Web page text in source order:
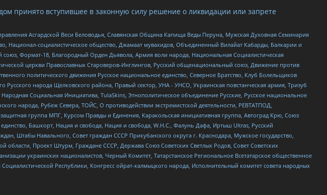
принято вступившее в законную силу решение о ликвидации или запрете
Асгардской Веси Беловодья, Славянская Община Капища Веды Перуна, Мужская Духовная Семинария
Национал-социалистическое общество, Джамаат мувахидов, Объединенный Вилайат Кабарды, Балкарии и
Формат-18, Благородный Орден Дьявола, Армия воли народа, Национальная Социалистическая
церкви Православных Староверов-Инглингов, Русский общенациональный союз, Движение против
политического движения Русское национальное единство, Северное Братство, Клуб Болельщиков
народа Щелковского района, Правый сектор, УНА - УНСО, Украинская повстанческая армия, Тризуб
Социальная Инициатива, TulaSkins, Этнополитическое объединение Русские, Русское национальное
народа, Рубеж Севера, ТОЙС, О противодействии экстремистской деятельности, РЕВТАТПОД,
группа МПГ, Курсом Правды и Единения, Каракольская инициативная группа, Автоград Крю, Союз
Башкорт, Нация и свобода, Нация и свобода, W.H.С., Фалунь Дафа, Иртыш Ultras, Русский
Штабы Навального, Совет граждан СССР Прикубанского округа г. Краснодара, Мужское государство,
Проект Штурм, Граждане СССР, Держава Союз Советских Светлых Родов, Совет Советских
украинских националистов, Черный Комитет, Татарстанское Региональное Всетатарское общественное
Республики, Конгресс ойрат-калмыцкого народа, Исполнительный комитет совета народных